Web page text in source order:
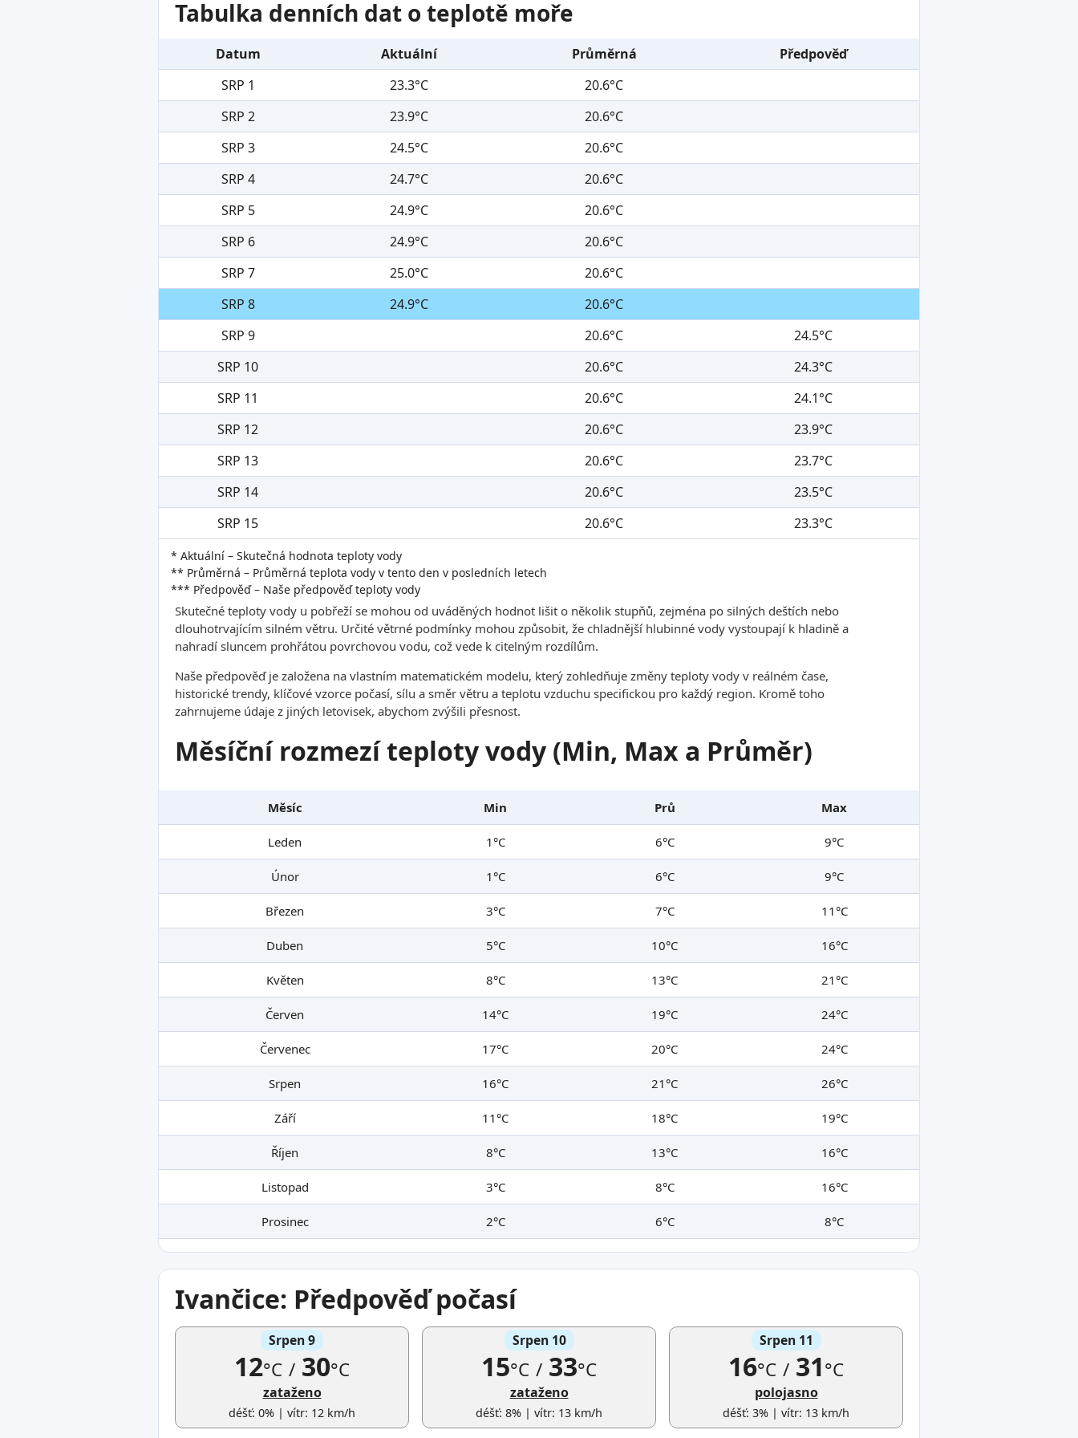
Tabulka denních dat o teplotě moře
Datum Aktuální Průměrná
Předpověď
SRP 1
23.3°C
20.6°C
SRP 2
23.9°C
20.6°C
SRP 3
24.5°C
20.6°C
SRP 4
24.7°C
20.6°C
SRP 5
24.9°C
20.6°C
SRP 6
24.9°C
20.6°C
SRP 7
25.0°C
20.6°C
SRP 8
24.9°C
20.6°C
SRP 9
20.6°C
24.5°C
SRP 10
20.6°C
24.3°C
SRP 11
20.6°C
24.1°C
SRP 12
20.6°C
23.9°C
SRP 13
20.6°C
23.7°C
SRP 14
20.6°C
23.5°C
SRP 15
20.6°C 23.3°C
* Aktuální – Skutečná hodnota teploty vody
** Průměrná – Průměrná teplota vody v tento den v posledních letech
*** Předpověď – Naše předpověď teploty vody
Skutečné teploty vody u pobřeží se mohou od uváděných hodnot lišit o několik stupňů, zejména po silných deštích nebo
dlouhotrvajícím silném větru. Určité větrné podmínky mohou způsobit, že chladnější hlubinné vody vystoupají k hladině a
nahradí sluncem prohřátou povrchovou vodu, což vede k citelným rozdílům.
Naše předpověď je založena na vlastním matematickém modelu, který zohledňuje změny teploty vody v reálném čase,
historické trendy, klíčové vzorce počasí, sílu a směr větru a teplotu vzduchu specifickou pro každý region. Kromě toho
zahrnujeme údaje z jiných letovisek, abychom zvýšili přesnost.
Měsíční rozmezí teploty vody (Min, Max a Průměr)
Měsíc Min Prů Max
Leden 1°C 6°C 9°C
Únor 1°C 6°C 9°C
Březen 3°C 7°C 11°C
Duben 5°C 10°C 16°C
Květen 8°C 13°C 21°C
Červen 14°C 19°C 24°C
Červenec 17°C 20°C 24°C
Srpen 16°C 21°C 26°C
Září 11°C 18°C 19°C
Říjen 8°C 13°C 16°C
Listopad 3°C 8°C 16°C
Prosinec 2°C 6°C 8°C
Ivančice: Předpověď počasí
Srpen 9
12°C / 30°C
zataženo
déšť: 0% | vítr: 12 km/h
Srpen 10
15°C / 33°C
zataženo
déšť: 8% | vítr: 13 km/h
Srpen 11
16°C / 31°C
polojasno
déšť: 3% | vítr: 13 km/h